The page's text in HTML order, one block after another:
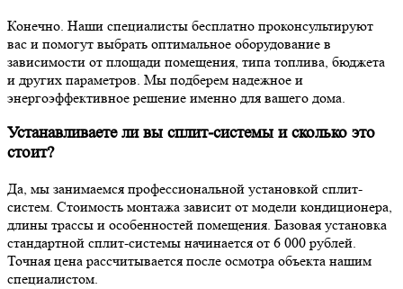
Конечно. Наши специалисты бесплатно проконсультируют
вас и помогут выбрать оптимальное оборудование в
зависимости от площади помещения, типа топлива, бюджета
и других параметров. Мы подберем надежное и
энергоэффективное решение именно для вашего дома.
Устанавливаете ли вы сплит-системы и сколько это
стоит?
Да, мы занимаемся профессиональной установкой сплит-
систем. Стоимость монтажа зависит от модели кондиционера,
длины трассы и особенностей помещения. Базовая установка
стандартной сплит-системы начинается от 6 000 рублей.
Точная цена рассчитывается после осмотра объекта нашим
специалистом.